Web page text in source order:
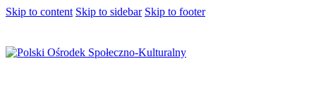
Skip to content Skip to sidebar Skip to footer